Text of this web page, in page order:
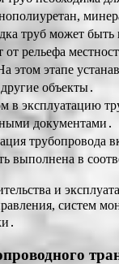
труб может
от рельефа
этом этапе
объекты․
в эксплуатацию
документами․
трубопровода
выполнена в
и
систем